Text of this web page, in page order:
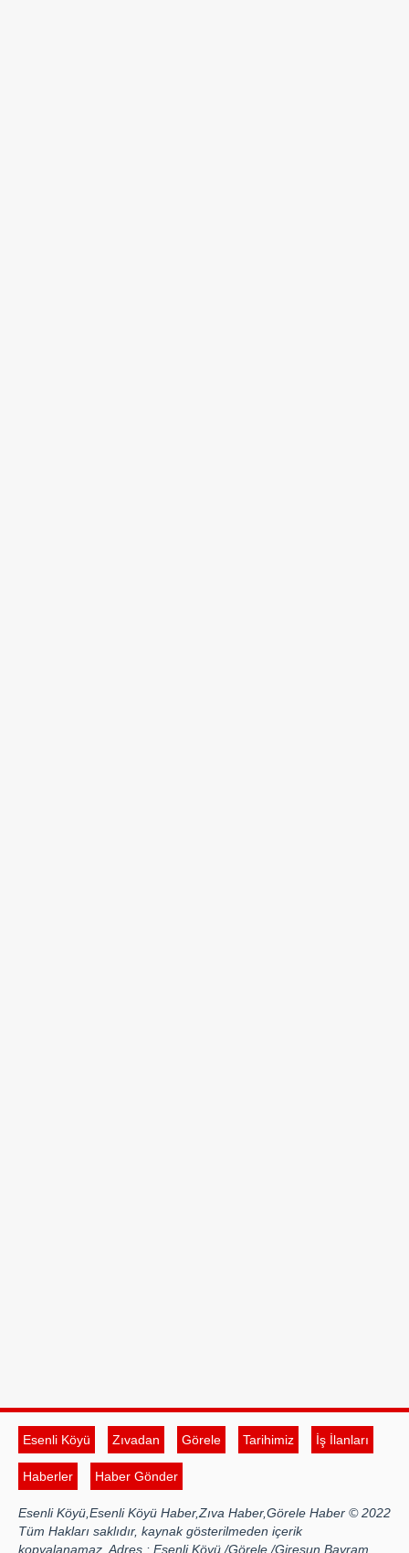
Esenli Köyü Zıvadan Görele Tarihimiz İş İlanları
Haberler Haber Gönder
Esenli Köyü,Esenli Köyü Haber,Zıva Haber,Görele Haber © 2022
Tüm Hakları saklıdır, kaynak gösterilmeden içerik
kopyalanamaz. Adres : Esenli Köyü /Görele /Giresun Bayram